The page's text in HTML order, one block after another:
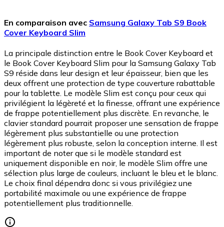
En comparaison avec Samsung Galaxy Tab S9 Book
Cover Keyboard Slim
La principale distinction entre le Book Cover Keyboard et
le Book Cover Keyboard Slim pour la Samsung Galaxy Tab
S9 réside dans leur design et leur épaisseur, bien que les
deux offrent une protection de type couverture rabattable
pour la tablette. Le modèle Slim est conçu pour ceux qui
privilégient la légèreté et la finesse, offrant une expérience
de frappe potentiellement plus discrète. En revanche, le
clavier standard pourrait proposer une sensation de frappe
légèrement plus substantielle ou une protection
légèrement plus robuste, selon la conception interne. Il est
important de noter que si le modèle standard est
uniquement disponible en noir, le modèle Slim offre une
sélection plus large de couleurs, incluant le bleu et le blanc.
Le choix final dépendra donc si vous privilégiez une
portabilité maximale ou une expérience de frappe
potentiellement plus traditionnelle.